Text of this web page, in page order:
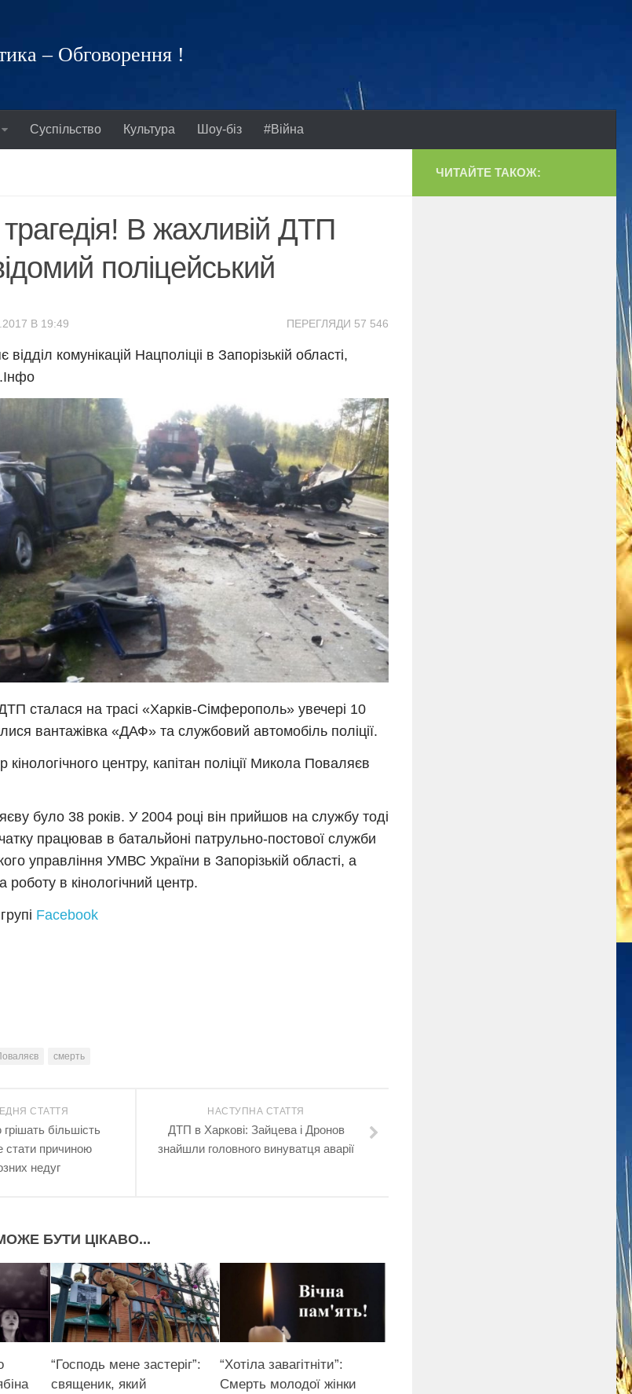
– Обговорення !
Суспільство Культура Шоу-біз #Війна
В жахливій ДТП
поліцейський
ПЕРЕГЛЯДИ 57 546
В 19:49
комунікацій Нацполіціі в Запорізькій області,
сталася на трасі «Харків-Сімферополь» увечері 10
вантажівка «ДАФ» та службовий автомобіль поліції.
кінологічного центру, капітан поліції Микола Поваляєв
було 38 років. У 2004 році він прийшов на службу тоді
працював в батальйоні патрульно-постової служби
управління УМВС України в Запорізькій області, а
роботу в кінологічний центр.
Facebook
смерть
НАСТУПНА СТАТТЯ
ДTП в Харкові: Зайцева і Дронов
знайшли головного винуватця aвaрiї
СТАТТЯ
більшість
стати причиною
недуг
БУТИ ЦІКАВО...
“Господь мене застеріг”:
священик, який
“Хотіла завагітніти”:
Смерть молодої жінки
ЧИТАЙТЕ ТАКОЖ: